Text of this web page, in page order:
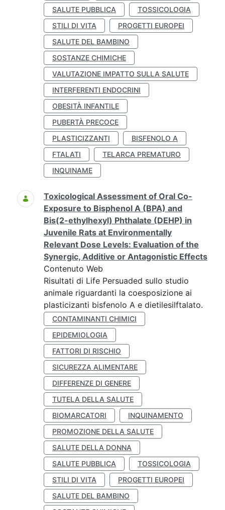
SALUTE PUBBLICA
TOSSICOLOGIA
STILI DI VITA
PROGETTI EUROPEI
SALUTE DEL BAMBINO
SOSTANZE CHIMICHE
VALUTAZIONE IMPATTO SULLA SALUTE
INTERFERENTI ENDOCRINI
OBESITÀ INFANTILE
PUBERTÀ PRECOCE
PLASTICIZZANTI
BISFENOLO A
FTALATI
TELARCA PREMATURO
INQUINAME
Toxicological Assessment of Oral Co-
Exposure to Bisphenol A (BPA) and
Bis(2-ethylhexyl) Phthalate (DEHP) in
Juvenile Rats at Environmentally
Relevant Dose Levels: Evaluation of the
Synergic, Additive or Antagonistic Effects
Contenuto Web
Risultati di Life Persuaded sullo studio
animale riguardanti la coesposizione ai
plasticizanti bisfenolo A e dietilesilftalato.
CONTAMINANTI CHIMICI
EPIDEMIOLOGIA
FATTORI DI RISCHIO
SICUREZZA ALIMENTARE
DIFFERENZE DI GENERE
TUTELA DELLA SALUTE
BIOMARCATORI
INQUINAMENTO
PROMOZIONE DELLA SALUTE
SALUTE DELLA DONNA
SALUTE PUBBLICA
TOSSICOLOGIA
STILI DI VITA
PROGETTI EUROPEI
SALUTE DEL BAMBINO